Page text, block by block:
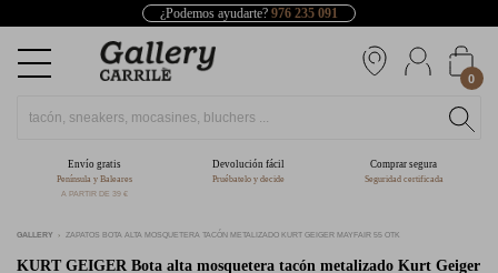
¿Podemos ayudarte? 976 235 091
0
Envío gratis
Península y Baleares
A PARTIR DE 39 €
Devolución fácil
Pruébatelo y decide
Comprar segura
Seguridad certificada
GALLERY ZAPATOS BOTA ALTA MOSQUETERA TACÓN METALIZADO KURT GEIGER MAYFAIR 55 OTK
KURT GEIGER Bota alta mosquetera tacón metalizado Kurt Geiger